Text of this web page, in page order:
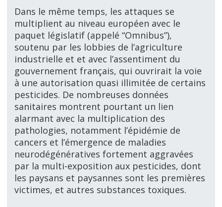
Dans le même temps, les attaques se
multiplient au niveau européen avec le
paquet législatif (appelé “Omnibus”),
soutenu par les lobbies de l’agriculture
industrielle et et avec l’assentiment du
gouvernement français, qui ouvrirait la voie
à une autorisation quasi illimitée de certains
pesticides. De nombreuses données
sanitaires montrent pourtant un lien
alarmant avec la multiplication des
pathologies, notamment l’épidémie de
cancers et l’émergence de maladies
neurodégénératives fortement aggravées
par la multi-exposition aux pesticides, dont
les paysans et paysannes sont les premières
victimes, et autres substances toxiques.